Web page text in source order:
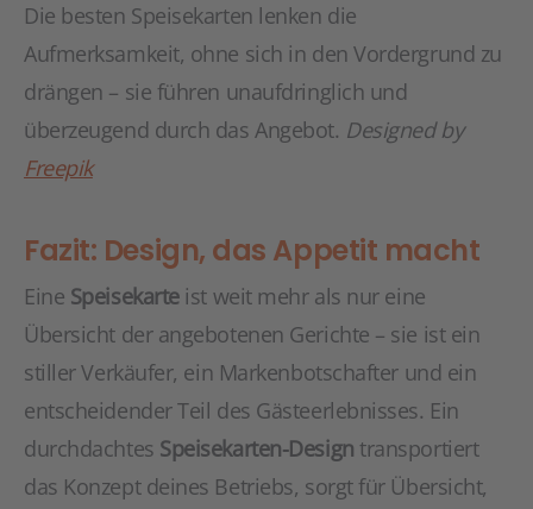
Die besten Speisekarten lenken die
Aufmerksamkeit, ohne sich in den Vordergrund zu
drängen – sie führen unaufdringlich und
überzeugend durch das Angebot. Designed by
Freepik
Fazit: Design, das Appetit macht
Eine Speisekarteist weit mehr als nur eine
Übersicht der angebotenen Gerichte – sie ist ein
stiller Verkäufer, ein Markenbotschafter und ein
entscheidender Teil des Gästeerlebnisses. Ein
durchdachtes Speisekarten-Design transportiert
das Konzept deines Betriebs, sorgt für Übersicht,